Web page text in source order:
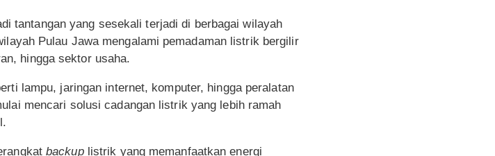
tantangan yang sesekali terjadi di berbagai wilayah
Pulau Jawa mengalami pemadaman listrik bergilir
hingga sektor usaha.
lampu, jaringan internet, komputer, hingga peralatan
mencari solusi cadangan listrik yang lebih ramah
backuplistrik yang memanfaatkan energi